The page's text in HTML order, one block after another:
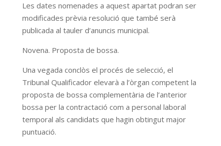
Les dates nomenades a aquest apartat podran ser
modificades prèvia resolució que també serà
publicada al tauler d’anuncis municipal.
Novena. Proposta de bossa.
Una vegada conclòs el procés de selecció, el
Tribunal Qualificador elevarà a l’òrgan competent la
proposta de bossa complementària de l’anterior
bossa per la contractació com a personal laboral
temporal als candidats que hagin obtingut major
puntuació.